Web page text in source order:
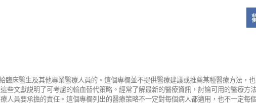
臨床醫生及其他專業醫療人員的。這個專欄並不提供醫療建議或推薦某種醫療方法，
些文獻説明了可考慮的輸血替代策略。經常了解最新的醫療資訊，討論可用的醫療方
人員要承擔的責任。這個專欄列出的醫療策略不一定對每個病人都適用，也不一定每